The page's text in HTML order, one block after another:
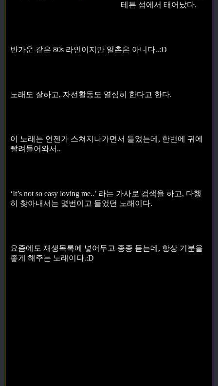
테튼 섬에서 태어났다.
반가운 같은 80s 라인이지만 일촌은 아니다..:D
노래도 잘하고, 자선활동도 열심히 한다고 한다.
이 노래는 언젠가 스쳐지나가면서 들었는데, 한번에 귀에
빨려들어와서..
‘It’s not so easy loving me..’ 라는 가사로 검색을 하고, 다행
히 찾아내서는 몇번이고 들었던 노래이다.
요즘에도 재생목록에 넣어두고 종종 듣는데, 항상 기분을
좋게 해주는 노래이다.:D